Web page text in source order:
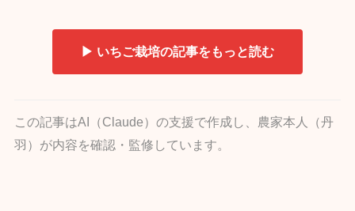
▶ いちご栽培の記事をもっと読む
この記事はAI（Claude）の支援で作成し、農家本人（丹
羽）が内容を確認・監修しています。